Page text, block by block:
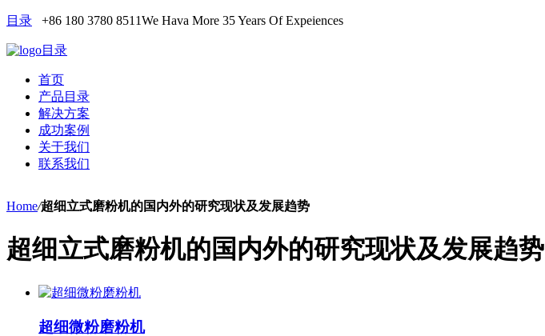
目录 +86 180 3780 8511We Hava More 35 Years Of Expeiences
目录
首页
产品目录
解决方案
成功案例
关于我们
联系我们
Home/超细立式磨粉机的国内外的研究现状及发展趋势
超细立式磨粉机的国内外的研究现状及发展趋势
超细微粉磨粉机